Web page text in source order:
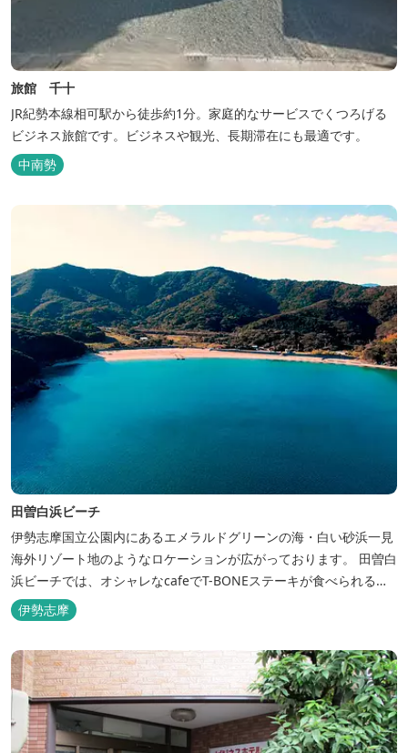
旅館 千十
JR紀勢本線相可駅から徒歩約1分。家庭的なサービスでくつろげる
ビジネス旅館です。ビジネスや観光、長期滞在にも最適です。
中南勢
田曽白浜ビーチ
伊勢志摩国立公園内にあるエメラルドグリーンの海・白い砂浜一見
海外リゾート地のようなロケーションが広がっております。 田曽白
浜ビーチでは、オシャレなcafeでT-BONEステーキが食べられる。
又、海を見ながら黄昏るのもよし、アクティブにマリンアクティビ
ティ・スカイダイビング・ヘリコプタークルージングを体験するこ
ともできます。 是非、田曽白浜にございます施設紹介のVTRをご参
照く...
伊勢志摩